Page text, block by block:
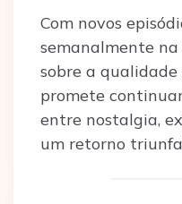
Com novos
semanalmente na
sobre a qualidade
promete
entre nostalgia,
um retorno